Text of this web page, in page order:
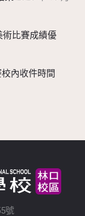
術比賽成績優
內收件時間
號